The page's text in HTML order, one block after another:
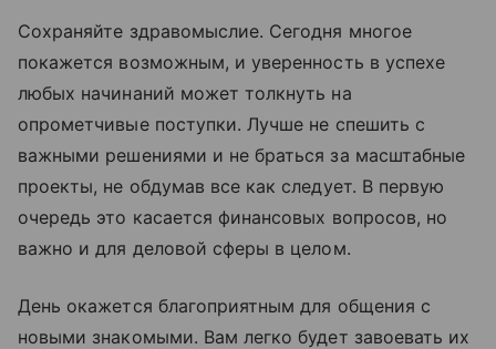
Сохраняйте здравомыслие. Сегодня многое
покажется возможным, и уверенность в успехе
любых начинаний может толкнуть на
опрометчивые поступки. Лучше не спешить с
важными решениями и не браться за масштабные
проекты, не обдумав все как следует. В первую
очередь это касается финансовых вопросов, но
важно и для деловой сферы в целом.
День окажется благоприятным для общения с
новыми знакомыми. Вам легко будет завоевать их